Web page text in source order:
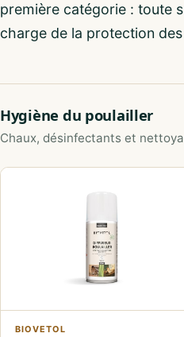
première catégorie : toute
charge de la protection
Hygiène du poulailler
Chaux, désinfectants et
BIOVETOL